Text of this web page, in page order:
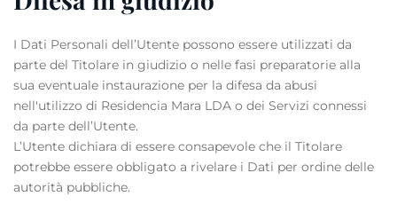
I Dati Personali dell’Utente possono essere utilizzati da
parte del Titolare in giudizio o nelle fasi preparatorie alla
sua eventuale instaurazione per la difesa da abusi
nell'utilizzo di Residencia Mara LDA o dei Servizi connessi
da parte dell’Utente.
L’Utente dichiara di essere consapevole che il Titolare
potrebbe essere obbligato a rivelare i Dati per ordine delle
autorità pubbliche.